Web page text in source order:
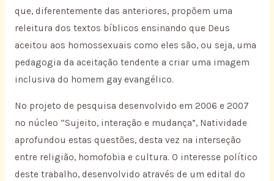
que, diferentemente das anteriores, propõem uma
releitura dos textos bíblicos ensinando que Deus
aceitou aos homossexuais como eles são, ou seja, uma
pedagogia da aceitação tendente a criar uma imagem
inclusiva do homem gay evangélico.
No projeto de pesquisa desenvolvido em 2006 e 2007
no núcleo “Sujeito, interação e mudança”, Natividade
aprofundou estas questões, desta vez na interseção
entre religião, homofobia e cultura. O interesse político
deste trabalho, desenvolvido através de um edital do